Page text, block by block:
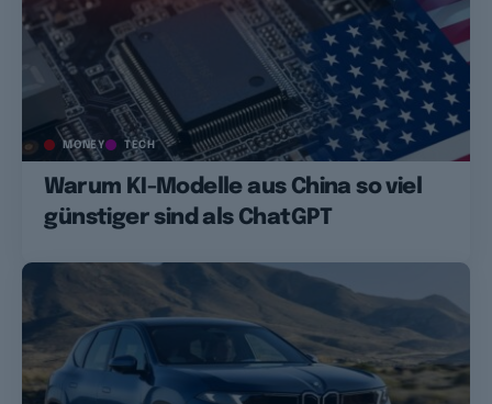
MONEY TECH
Warum KI-Modelle aus China so viel
günstiger sind als ChatGPT